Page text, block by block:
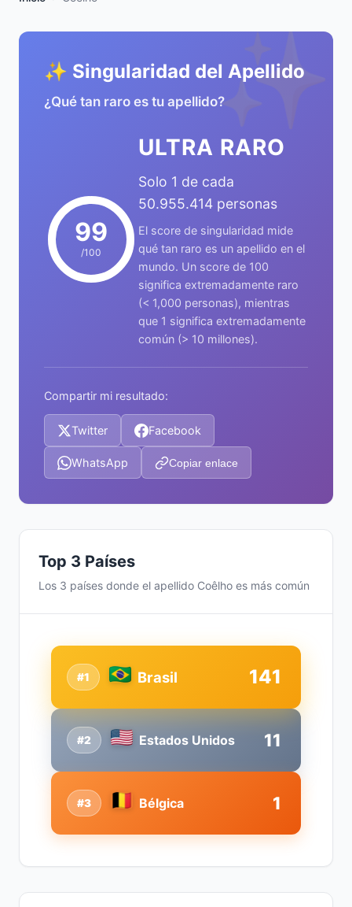
✨
✨ Singularidad del Apellido
¿Qué tan raro es tu apellido?
99
/100
ULTRA RARO
Solo 1 de cada
50.955.414 personas
El score de singularidad mide
qué tan raro es un apellido en el
mundo. Un score de 100
significa extremadamente raro
(< 1,000 personas), mientras
que 1 significa extremadamente
común (> 10 millones).
Compartir mi resultado:
Twitter Facebook
WhatsApp Copiar enlace
Top 3 Países
Los 3 países donde el apellido Coêlho es más común
#2 Estados Unidos 11
#1 Brasil 141
#3 Bélgica 1